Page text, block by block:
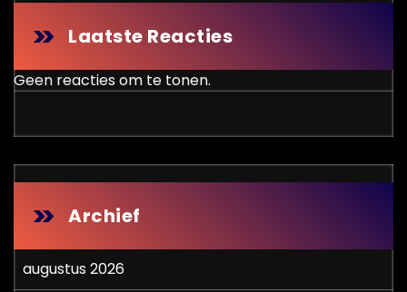
Laatste Reacties
Geen reacties om te tonen.
Archief
augustus 2026